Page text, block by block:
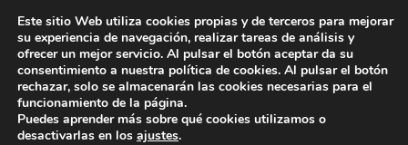
Este sitio Web utiliza cookies propias y de terceros para mejorar
su experiencia de navegación, realizar tareas de análisis y
ofrecer un mejor servicio. Al pulsar el botón aceptar da su
consentimiento a nuestra política de cookies. Al pulsar el botón
rechazar, solo se almacenarán las cookies necesarias para el
funcionamiento de la página.
Puedes aprender más sobre qué cookies utilizamos o
desactivarlas en los ajustes.